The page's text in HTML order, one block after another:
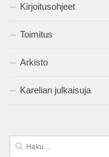
Kirjoitusohjeet
Toimitus
Arkisto
Karelian julkaisuja
Haku: